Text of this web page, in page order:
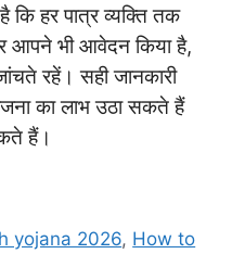
हर पात्र व्यक्ति तक
आपने भी आवेदन किया है,
रहें। सही जानकारी
का लाभ उठा सकते हैं
हैं।
yojana 2026, How to